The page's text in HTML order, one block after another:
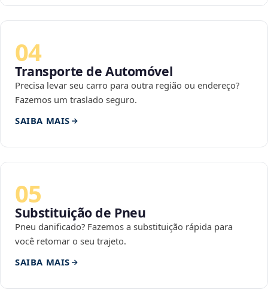
04
Transporte de Automóvel
Precisa levar seu carro para outra região ou endereço?
Fazemos um traslado seguro.
SAIBA MAIS
05
Substituição de Pneu
Pneu danificado? Fazemos a substituição rápida para
você retomar o seu trajeto.
SAIBA MAIS